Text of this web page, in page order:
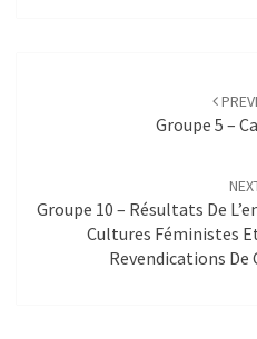
Groupe 5 –
Groupe 10 – Résultats De
Cultures Féministes
Revendications De